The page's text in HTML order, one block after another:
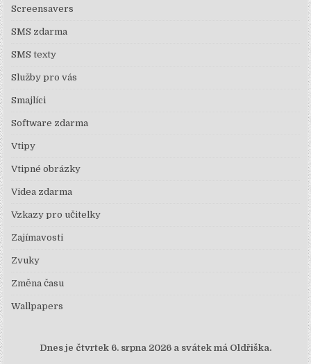
Screensavers
SMS zdarma
SMS texty
Služby pro vás
Smajlíci
Software zdarma
Vtipy
Vtipné obrázky
Videa zdarma
Vzkazy pro učitelky
Zajímavosti
Zvuky
Změna času
Wallpapers
Dnes je čtvrtek 6. srpna 2026 a svátek má Oldřiška.